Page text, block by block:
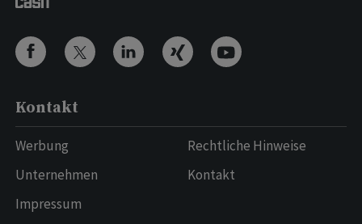
Kontakt
Werbung
Unternehmen
Impressum
Rechtliche Hinweise
Kontakt